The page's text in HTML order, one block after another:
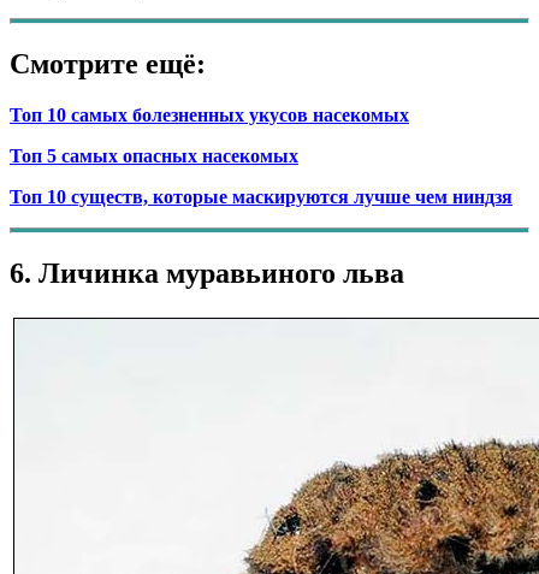
Смотрите ещё:
Топ 10 самых болезненных укусов насекомых
Топ 5 самых опасных насекомых
Топ 10 существ, которые маскируются лучше чем ниндзя
6. Личинка муравьиного льва